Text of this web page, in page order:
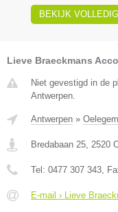
BEKIJK VOLLEDIG
Lieve Braeckmans
Niet gevestigd in de
Antwerpen.
Antwerpen » Oelegem
Bredabaan 25 2520
Tel: 0477 307 343 ,
E-mail › Lieve